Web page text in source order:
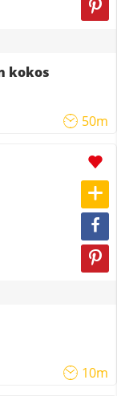
kokos
50m
10m